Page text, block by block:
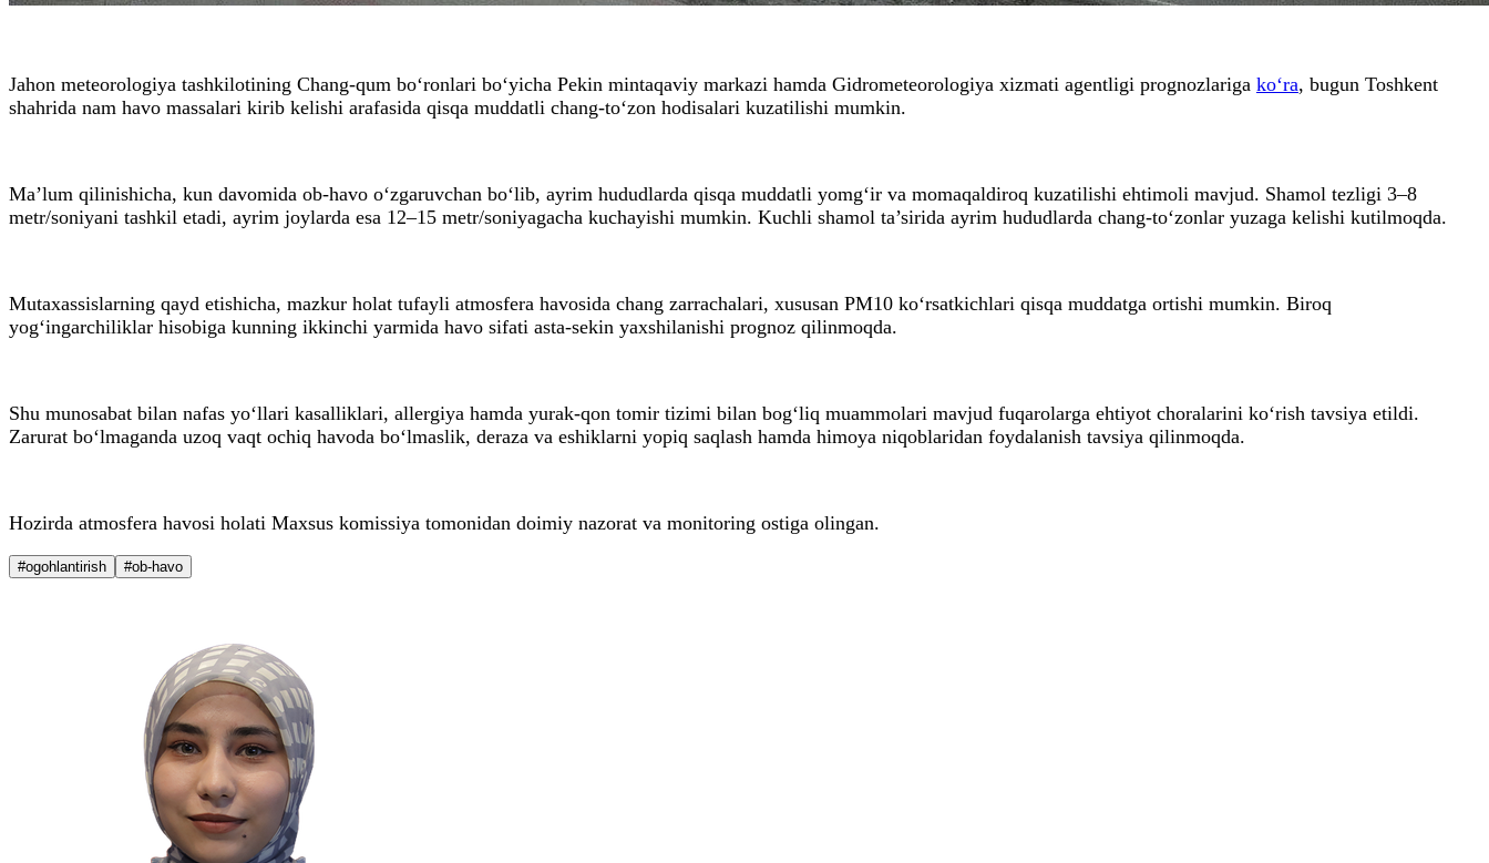
Jahon meteorologiya tashkilotining Chang-qum bo‘ronlari bo‘yicha Pekin mintaqaviy markazi hamda Gidrometeorologiya xizmati agentligi prognozlariga ko‘ra, bugun Toshkent
shahrida nam havo massalari kirib kelishi arafasida qisqa muddatli chang-to‘zon hodisalari kuzatilishi mumkin.
Ma’lum qilinishicha, kun davomida ob-havo o‘zgaruvchan bo‘lib, ayrim hududlarda qisqa muddatli yomg‘ir va momaqaldiroq kuzatilishi ehtimoli mavjud. Shamol tezligi 3–8
metr/soniyani tashkil etadi, ayrim joylarda esa 12–15 metr/soniyagacha kuchayishi mumkin. Kuchli shamol ta’sirida ayrim hududlarda chang-to‘zonlar yuzaga kelishi kutilmoqda.
Mutaxassislarning qayd etishicha, mazkur holat tufayli atmosfera havosida chang zarrachalari, xususan PM10 ko‘rsatkichlari qisqa muddatga ortishi mumkin. Biroq
yog‘ingarchiliklar hisobiga kunning ikkinchi yarmida havo sifati asta-sekin yaxshilanishi prognoz qilinmoqda.
Shu munosabat bilan nafas yo‘llari kasalliklari, allergiya hamda yurak-qon tomir tizimi bilan bog‘liq muammolari mavjud fuqarolarga ehtiyot choralarini ko‘rish tavsiya etildi.
Zarurat bo‘lmaganda uzoq vaqt ochiq havoda bo‘lmaslik, deraza va eshiklarni yopiq saqlash hamda himoya niqoblaridan foydalanish tavsiya qilinmoqda.
Hozirda atmosfera havosi holati Maxsus komissiya tomonidan doimiy nazorat va monitoring ostiga olingan.
#ogohlantirish #ob-havo